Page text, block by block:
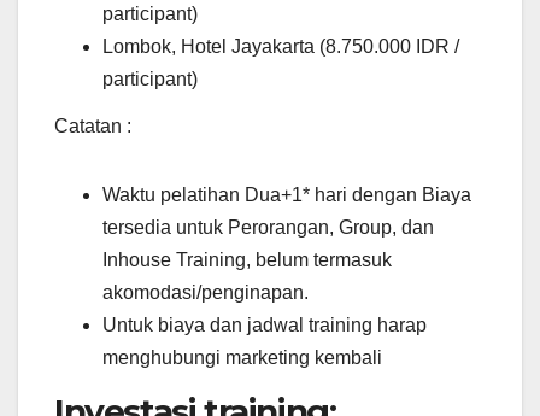
participant)
Lombok, Hotel Jayakarta (8.750.000 IDR /
participant)
Catatan :
Waktu pelatihan Dua+1* hari dengan Biaya
tersedia untuk Perorangan, Group, dan
Inhouse Training, belum termasuk
akomodasi/penginapan.
Untuk biaya dan jadwal training harap
menghubungi marketing kembali